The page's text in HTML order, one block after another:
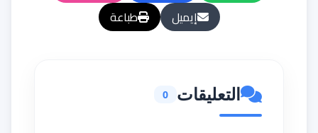
إيميل
طباعة
التعليقات 0